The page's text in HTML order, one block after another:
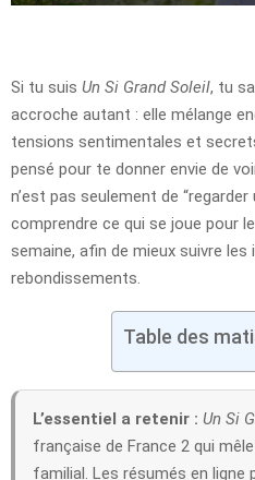
Si tu suis Un Si Grand Soleil, tu
accroche autant : elle mélange
tensions sentimentales et
pensé pour te donner envie de
n’est pas seulement de “regarder
comprendre ce qui se joue pour
semaine, afin de mieux suivre les
rebondissements.
Table des
L’essentiel a retenir : Un Si
française de France 2 qui
familial. Les résumés en ligne